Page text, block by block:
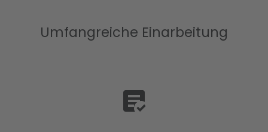
Umfangreiche Einarbeitung